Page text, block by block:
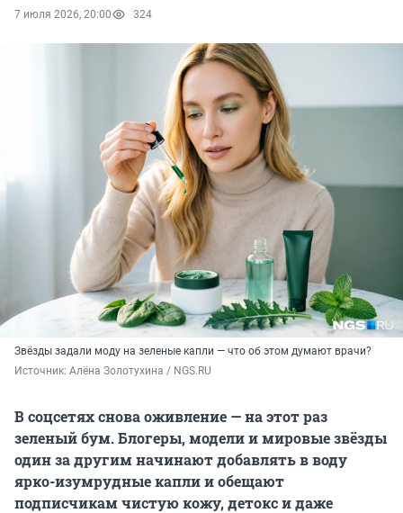
7 июля 2026, 20:00 324
Звёзды задали моду на зеленые капли — что об этом думают врачи?
Источник: Алёна Золотухина / NGS.RU
В соцсетях снова оживление — на этот раз
зеленый бум. Блогеры, модели и мировые звёзды
один за другим начинают добавлять в воду
ярко-изумрудные капли и обещают
подписчикам чистую кожу, детокс и даже